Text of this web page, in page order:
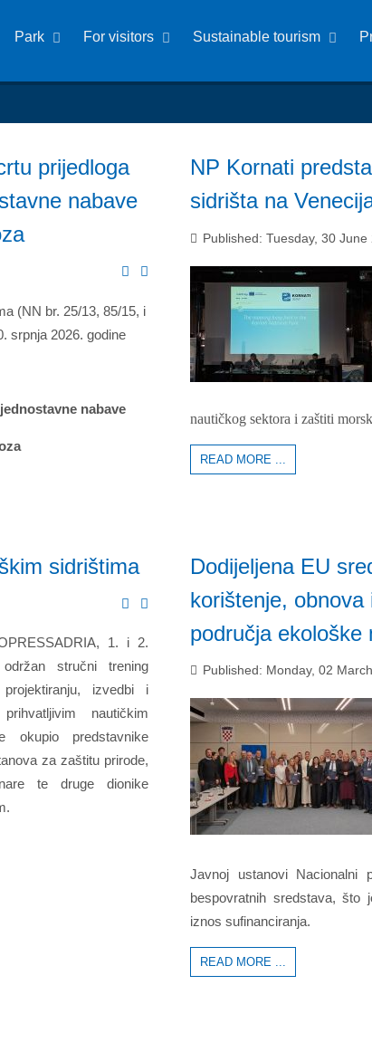
Park For visitors Sustainable tourism
prijedloga
nabave
(NN br. 25/13, 85/15, i
srpnja 2026. godine
nabave
NP Kornati
sidrišta na
Published: Tuesday, 30 June
nautičkog sektora i zaštiti
READ MORE ...
sidrištima
1. i 2.
stručni trening
izvedbi i
nautičkim
okupio predstavnike
za zaštitu prirode,
te druge dionike
Dodijeljena EU
korištenje,
područja ekološke
Published: Monday, 02
Javnoj ustanovi Nacionalni
bespovratnih sredstava, što
iznos sufinanciranja.
READ MORE ...